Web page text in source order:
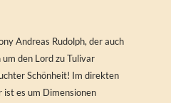
Andreas Rudolph, der auch
den Lord zu Tulivar
Schönheit! Im direkten
ist es um Dimensionen